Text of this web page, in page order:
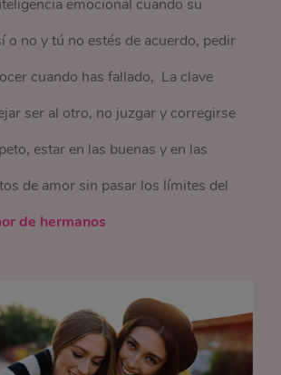
emocional cuando su
o no y tú no estés de acuerdo, pedir
cuando has fallado, La clave
ser al otro, no juzgar y corregirse
estar en las buenas y en las
de amor sin pasar los límites del
de hermanos